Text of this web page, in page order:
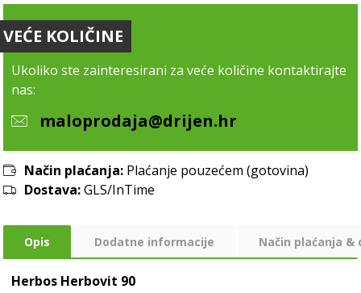
VEĆE KOLIČINE
Ukoliko ste zainteresirani za veće količine kontaktirajte
nas:
maloprodaja@drijen.hr
Način plaćanja: Plaćanje pouzećem (gotovina)
Dostava:GLS/InTime
Opis Dodatne informacije Način plaćanja &
Herbos Herbovit 90